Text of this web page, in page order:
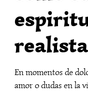
En momentos de
amor o dudas en la